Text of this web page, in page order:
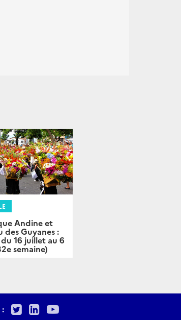
Andine et
des Guyanes :
16 juillet au 6
semaine)
TwitterLinkedIn
Youtube